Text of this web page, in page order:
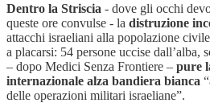
Dentro la Striscia - dove gli occhi
queste ore convulse - la distruzione
attacchi israeliani alla popolazione
a placarsi: 54 persone uccise dall’alba,
– dopo Medici Senza Frontiere – pure
internazionale alza bandiera bianca
delle operazioni militari israeliane”.